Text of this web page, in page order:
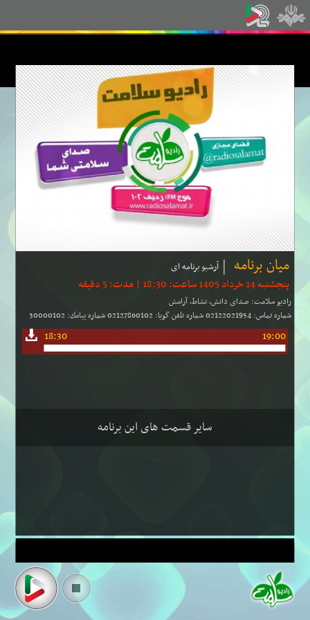
میان برنامه آرشیو برنامه ای
پنجشنبه 14 خرداد 1405 ساعت: 18:30 | مدت: 5 دقیقه
رادیو سلامت: صدای دانش، نشاط، آرامش
شماره تماس: 02122021954 شماره تلفن گویا: 02127860102 شماره پیامك: 30000102
18:30 19:00
سایر قسمت های این برنامه